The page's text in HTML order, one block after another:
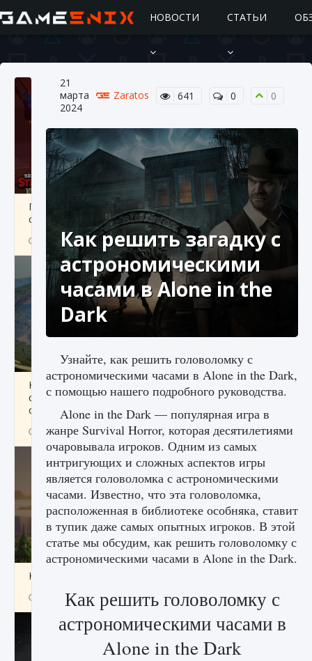
НОВОСТИ СТАТЬИ
Подробное руководство по получению
самоцветов Brawl Stars
10 августа 2024 2 685 0 1
Как исправить ошибку Palworld «Идет
сохранение мира — Невозможно начать
сохранение данных мира»
9 августа 2024 2 511 0 0
Как заработать медали лиги Clash of Clans
9 августа 2024 2 599 0 1
21
марта
2024
Zaratos 641 0 0
Как решить загадку с
астрономическими
часами в Alone in the
Dark
Узнайте, как решить головоломку с
астрономическими часами в Alone in the Dark,
с помощью нашего подробного руководства.
Alone in the Dark — популярная игра в
жанре Survival Horror, которая десятилетиями
очаровывала игроков. Одним из самых
интригующих и сложных аспектов игры
является головоломка с астрономическими
часами. Известно, что эта головоломка,
расположенная в библиотеке особняка, ставит
в тупик даже самых опытных игроков. В этой
статье мы обсудим, как решить головоломку с
астрономическими часами в Alone in the Dark.
Как решить головоломку с
астрономическими часами в
Alone in the Dark